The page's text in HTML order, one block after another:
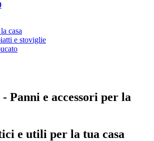
casa
e stoviglie
Panni e accessori per la
e utili per la tua casa